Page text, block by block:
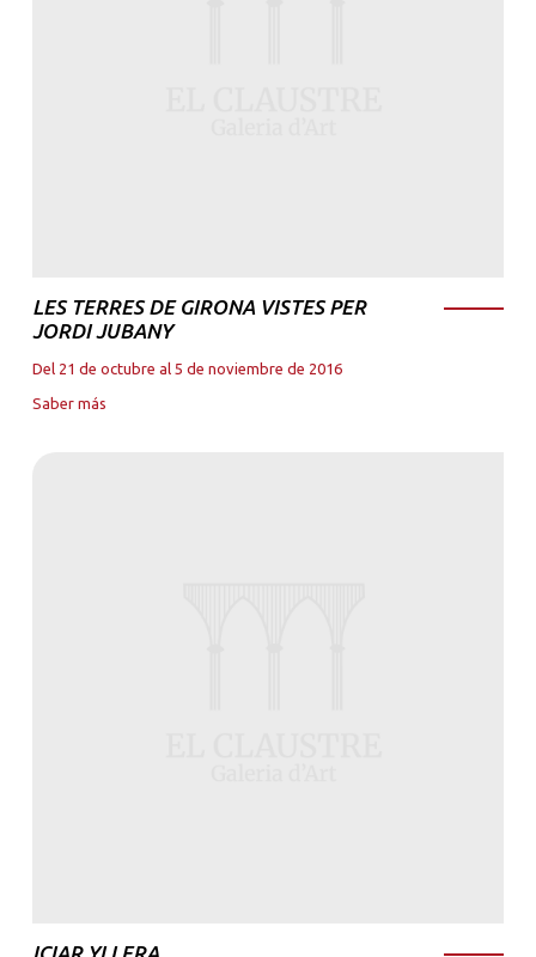
LES TERRES DE GIRONA VISTES PER
JORDI JUBANY
Del 21 de octubre al 5 de noviembre de 2016
Saber más
ICIAR YLLERA